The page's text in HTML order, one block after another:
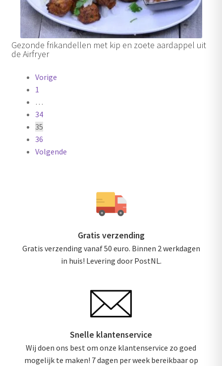
Gezonde frikandellen met kip en zoete aardappel uit
de Airfryer
Berichten
paginering
Vorige
1
…
34
35
36
Volgende
Gratis verzending
Gratis verzending vanaf 50 euro. Binnen 2 werkdagen
in huis! Levering door PostNL.
Snelle klantenservice
Wij doen ons best om onze klantenservice zo goed
mogelijk te maken! 7 dagen per week bereikbaar op